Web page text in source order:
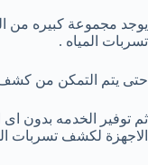
يوجد مجموعة كبيره من
تسربات المياه .
حتى يتم التمكن من
ثم توفير الخدمه بدون
الاجهزة لكشف تسربات